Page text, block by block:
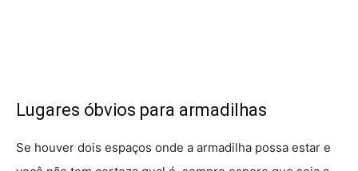
Lugares óbvios para armadilhas
Se houver dois espaços onde a armadilha possa estar e